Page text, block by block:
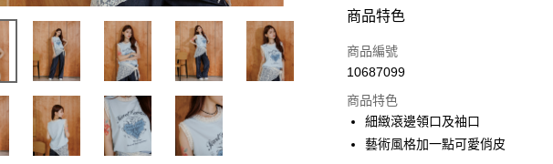
付款方式
信用卡一次付款
LINE Pay
Apple Pay
商品特色
商品編號
10687099
商品特色
細緻滾邊領口及袖口
藝術風格加一點可愛俏皮